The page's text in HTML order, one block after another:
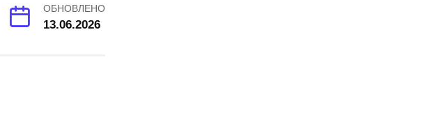
ОБНОВЛЕНО
13.06.2026